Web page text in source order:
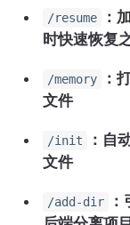
/resume
：
时快速恢复
/memory ：
文件
/init ：自
文件
/add-dir